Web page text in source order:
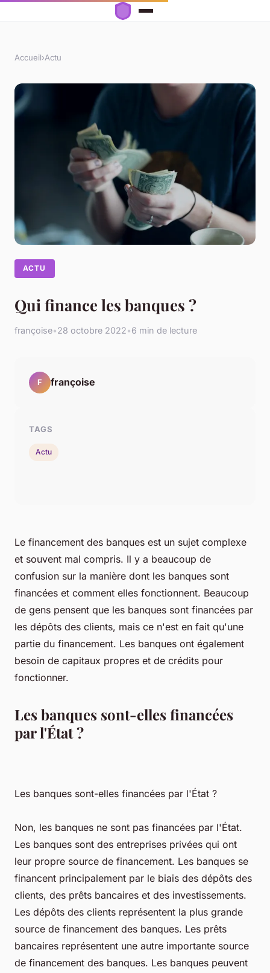
Accueil›Actu
ACTU
Qui finance les banques ?
françoise•28 octobre 2022•6 min de lecture
Le financement des banques est un sujet complexe
et souvent mal compris. Il y a beaucoup de
confusion sur la manière dont les banques sont
financées et comment elles fonctionnent. Beaucoup
de gens pensent que les banques sont financées par
les dépôts des clients, mais ce n'est en fait qu'une
partie du financement. Les banques ont également
besoin de capitaux propres et de crédits pour
fonctionner.
Les banques sont-elles financées
par l'État ?
Les banques sont-elles financées par l'État ?
Non, les banques ne sont pas financées par l'État.
Les banques sont des entreprises privées qui ont
leur propre source de financement. Les banques se
financent principalement par le biais des dépôts des
clients, des prêts bancaires et des investissements.
Les dépôts des clients représentent la plus grande
source de financement des banques. Les prêts
bancaires représentent une autre importante source
de financement des banques. Les banques peuvent
F françoise
TAGS
Actu